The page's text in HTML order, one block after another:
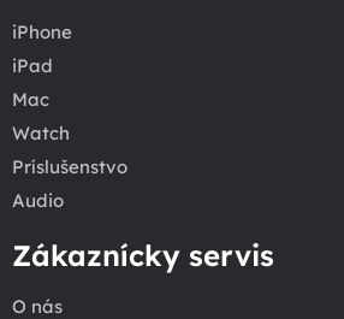
iPhone
iPad
Mac
Watch
Príslušenstvo
Audio
Zákaznícky servis
O nás